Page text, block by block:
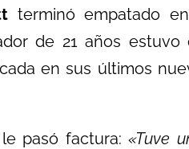
terminó empatado
de 21 años estuvo
en sus últimos
pasó factura:«Tuve